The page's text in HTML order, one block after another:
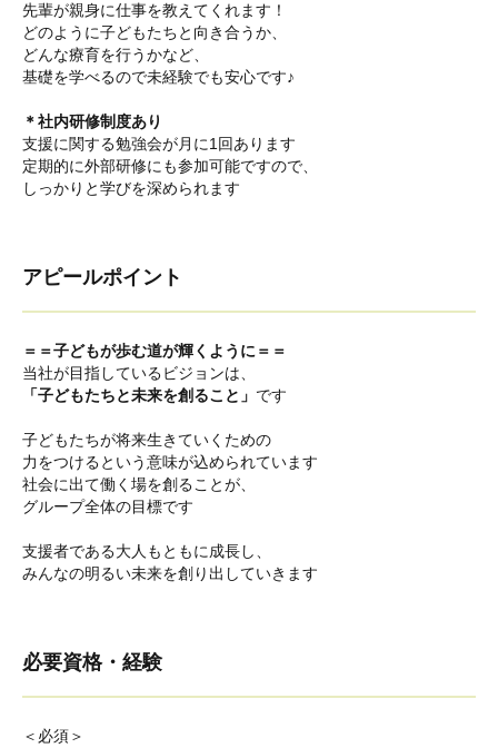
先輩が親身に仕事を教えてくれます！
どのように子どもたちと向き合うか、
どんな療育を行うかなど、
基礎を学べるので未経験でも安心です♪
＊社内研修制度あり
支援に関する勉強会が月に1回あります
定期的に外部研修にも参加可能ですので、
しっかりと学びを深められます
アピールポイント
＝＝子どもが歩む道が輝くように＝＝
当社が目指しているビジョンは、
「子どもたちと未来を創ること」 です
子どもたちが将来生きていくための
力をつけるという意味が込められています
社会に出て働く場を創ることが、
グループ全体の目標です
支援者である大人もともに成長し、
みんなの明るい未来を創り出していきます
必要資格・経験
＜必須＞